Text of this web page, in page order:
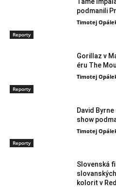
Reporty
Tame
podmanili
Timotej
Reporty
Gorillaz v
éru The
Timotej
Reporty
David
show
Timotej
Slovenská
kolorit v